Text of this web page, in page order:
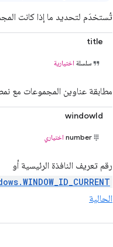
تُستخدَم لتحديد ما إذا كانت
title
سلسلة اختيارية
مطابقة عناوين المجموعات مع
windowId
number اختياري
رقم تعريف النافذة الرئيسية أو
الحالية